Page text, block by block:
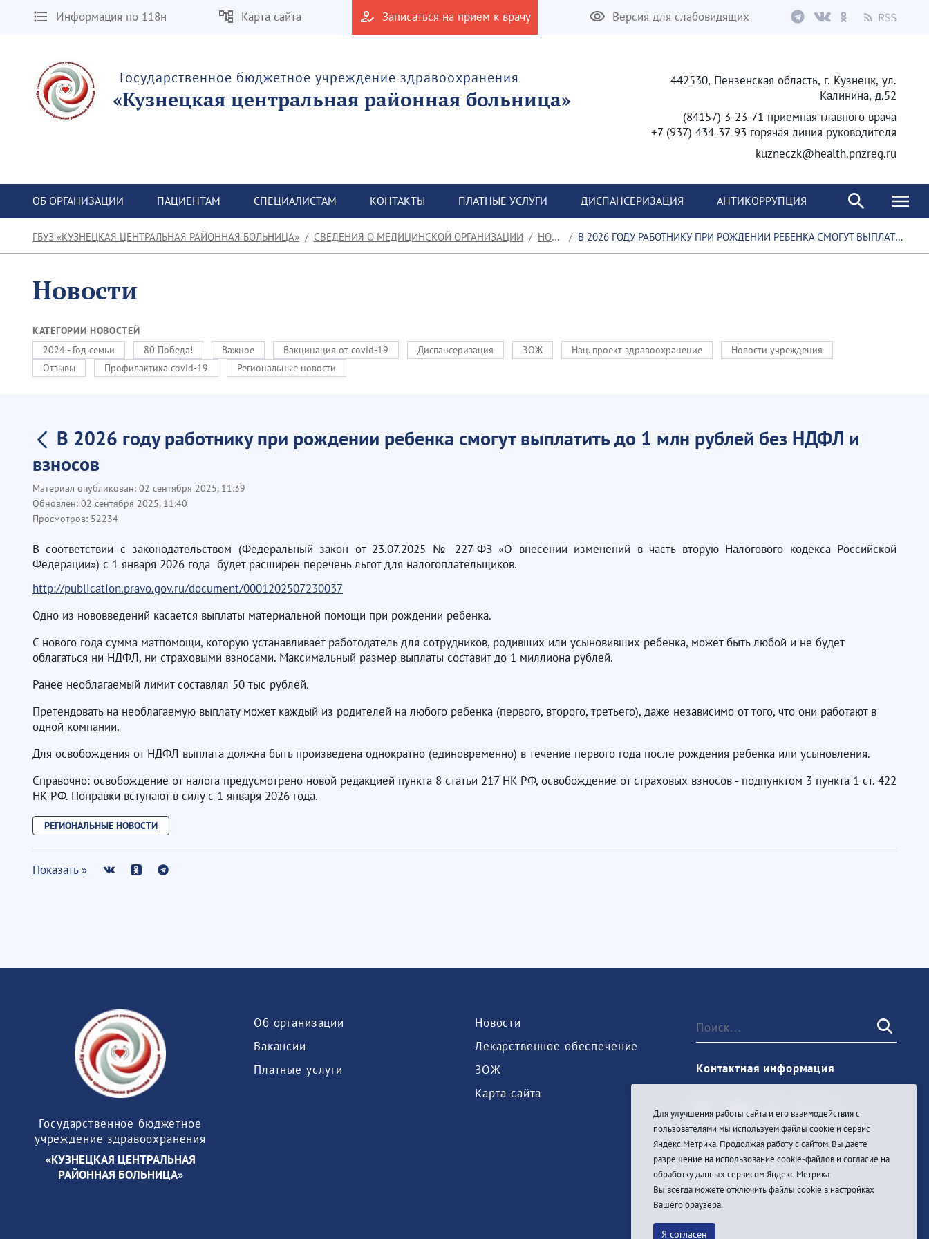
Информация по 118н Карта сайта Записаться на прием к врачу Версия для слабовидящих
Государственное бюджетное учреждение здравоохранения
«Кузнецкая центральная районная больница»
442530, Пензенская область, г. Кузнецк, ул.
Калинина, д.52
(84157) 3-23-71 приемная главного врача
+7 (937) 434-37-93 горячая линия руководителя
kuzneczk@health.pnzreg.ru
ОБ ОРГАНИЗАЦИИ ПАЦИЕНТАМ СПЕЦИАЛИСТАМ КОНТАКТЫ ПЛАТНЫЕ УСЛУГИ ДИСПАНСЕРИЗАЦИЯ АНТИКОРРУПЦИЯ
ГБУЗ «КУЗНЕЦКАЯ ЦЕНТРАЛЬНАЯ РАЙОННАЯ БОЛЬНИЦА» СВЕДЕНИЯ О МЕДИЦИНСКОЙ ОРГАНИЗАЦИИ НОВОСТИ В 2026 ГОДУ РАБОТНИКУ ПРИ РОЖДЕНИИ РЕБЕНКА СМОГУТ ВЫПЛАТИТЬ ДО 1 МЛН РУБЛЕЙ БЕЗ НДФЛ И ВЗНОСОВ
Новости
КАТЕГОРИИ НОВОСТЕЙ
2024 - Год семьи
80 Победа! Важное Вакцинация от covid-19 Диспансеризация ЗОЖ Нац. проект здравоохранение
Новости учреждения
Отзывы
Профилактика covid-19 Региональные новости
В 2026 году работнику при рождении ребенка смогут выплатить до 1 млн рублей без НДФЛ и
взносов
Материал опубликован: 02 сентября 2025, 11:39
Обновлён: 02 сентября 2025, 11:40
Просмотров: 52234
В соответствии с законодательством (Федеральный закон от 23.07.2025 № 227-ФЗ «О внесении изменений в часть вторую Налогового кодекса Российской
Федерации») с 1 января 2026 года будет расширен перечень льгот для налогоплательщиков.
http://publication.pravo.gov.ru/document/0001202507230037
Одно из нововведений касается выплаты материальной помощи при рождении ребенка.
С нового года сумма матпомощи, которую устанавливает работодатель для сотрудников, родивших или усыновивших ребенка, может быть любой и не будет
облагаться ни НДФЛ, ни страховыми взносами. Максимальный размер выплаты составит до 1 миллиона рублей.
Ранее необлагаемый лимит составлял 50 тыс рублей.
Претендовать на необлагаемую выплату может каждый из родителей на любого ребенка (первого, второго, третьего), даже независимо от того, что они работают в
одной компании.
Для освобождения от НДФЛ выплата должна быть произведена однократно (единовременно) в течение первого года после рождения ребенка или усыновления.
Справочно: освобождение от налога предусмотрено новой редакцией пункта 8 статьи 217 НК РФ, освобождение от страховых взносов - подпунктом 3 пункта 1 ст. 422
НК РФ. Поправки вступают в силу с 1 января 2026 года.
РЕГИОНАЛЬНЫЕ НОВОСТИ
Показать »
Государственное бюджетное
учреждение здравоохранения
«КУЗНЕЦКАЯ ЦЕНТРАЛЬНАЯ
РАЙОННАЯ БОЛЬНИЦА»
Об организации
Вакансии
Платные услуги
Новости
Лекарственное обеспечение
ЗОЖ
Карта сайта
Контактная информация
Войти
Для улучшения работы сайта и его взаимодействия с
пользователями мы используем файлы cookie и сервис
Яндекс.Метрика. Продолжая работу с сайтом, Вы даете
разрешение на использование cookie-файлов и согласие на
обработку данных сервисом Яндекс.Метрика.
Вы всегда можете отключить файлы cookie в настройках
Вашего браузера.
Я согласен